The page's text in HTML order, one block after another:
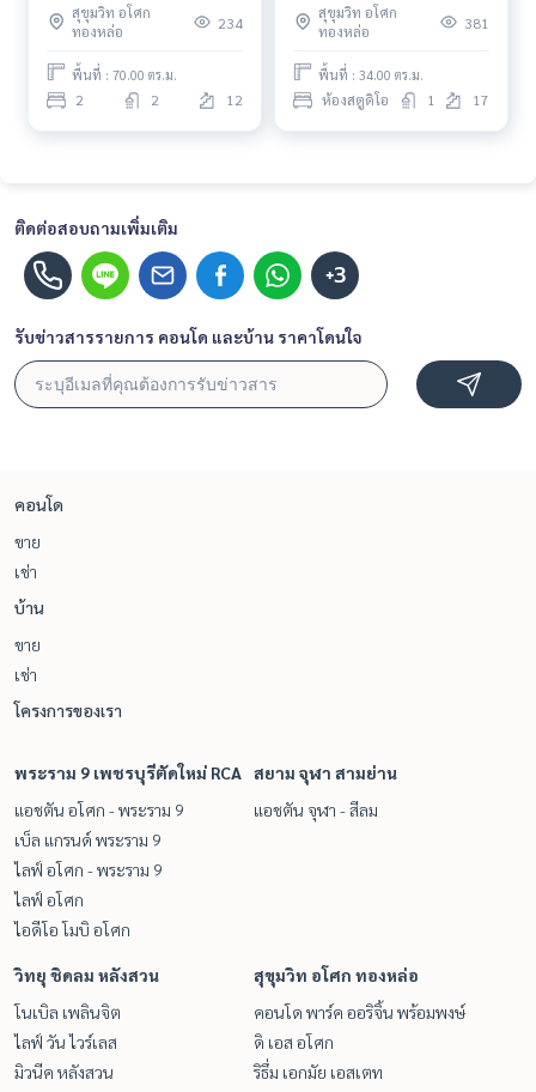
ห้องสวย ราคาพิเศษ
สุขุมวิท อโศก
ทองหล่อ
234
พื้นที่ : 70.00 ตร.ม.
2 2 12
Studio ห้องนอน ใกล้พร้อมพงษ์
ดีลดี ราคาพิเศษสุดๆ
สุขุมวิท อโศก
ทองหล่อ
381
พื้นที่ : 34.00 ตร.ม.
ห้องสตูดิโอ 1 17
ติดต่อสอบถามเพิ่มเติม
+3
รับข่าวสารรายการ คอนโด และบ้าน ราคาโดนใจ
คอนโด
ขาย
เช่า
บ้าน
ขาย
เช่า
โครงการของเรา
พระราม 9 เพชรบุรีตัดใหม่ RCA
แอชตัน อโศก - พระราม 9
เบ็ล แกรนด์ พระราม 9
ไลฟ์ อโศก - พระราม 9
ไลฟ์ อโศก
ไอดีโอ โมบิ อโศก
สยาม จุฬา สามย่าน
แอชตัน จุฬา - สีลม
วิทยุ ชิดลม หลังสวน
โนเบิล เพลินจิต
ไลฟ์ วัน ไวร์เลส
มิวนีค หลังสวน
สุขุมวิท อโศก ทองหล่อ
คอนโด พาร์ค ออริจิ้น พร้อมพงษ์
ดิ เอส อโศก
ริธึ่ม เอกมัย เอสเตท